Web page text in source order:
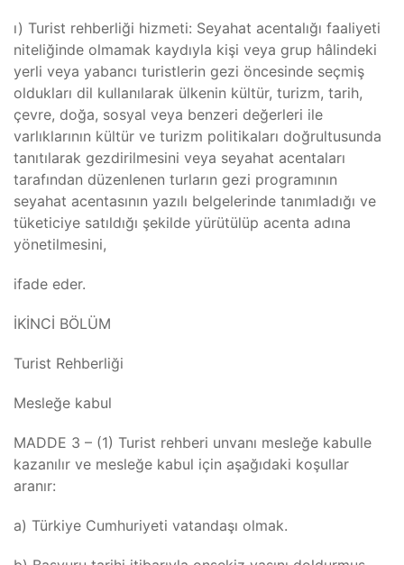
ı) Turist rehberliği hizmeti: Seyahat acentalığı faaliyeti
niteliğinde olmamak kaydıyla kişi veya grup hâlindeki
yerli veya yabancı turistlerin gezi öncesinde seçmiş
oldukları dil kullanılarak ülkenin kültür, turizm, tarih,
çevre, doğa, sosyal veya benzeri değerleri ile
varlıklarının kültür ve turizm politikaları doğrultusunda
tanıtılarak gezdirilmesini veya seyahat acentaları
tarafından düzenlenen turların gezi programının
seyahat acentasının yazılı belgelerinde tanımladığı ve
tüketiciye satıldığı şekilde yürütülüp acenta adına
yönetilmesini,
ifade eder.
İKİNCİ BÖLÜM
Turist Rehberliği
Mesleğe kabul
MADDE 3 – (1) Turist rehberi unvanı mesleğe kabulle
kazanılır ve mesleğe kabul için aşağıdaki koşullar
aranır:
a) Türkiye Cumhuriyeti vatandaşı olmak.